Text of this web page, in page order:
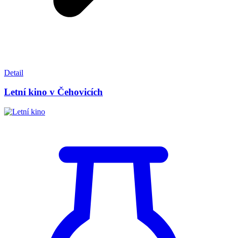
Detail
Letní kino v Čehovicích